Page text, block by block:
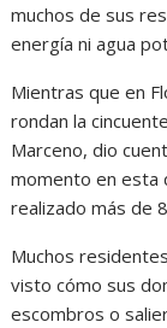
muchos de sus
energía ni agua
Mientras que en
rondan la
Marceno, dio
momento en esta
realizado más de
Muchos
visto cómo sus
escombros o